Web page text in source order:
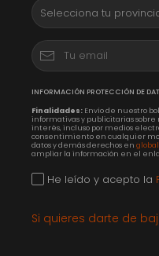
INFORMACIÓN PROTECCIÓN DE
Finalidades:Envío de nuestro
informativas y publicitarias sobre
interés, incluso por medios
consentimiento en cualquier
datos y demás derechos en
ampliar la información en el
He leído y acepto la
Si quieres darte de